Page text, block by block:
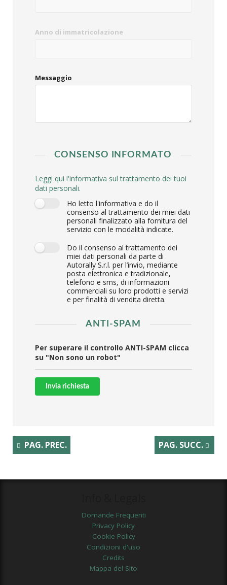
Anno di immatricolazione
Messaggio
CONSENSO INFORMATO
Leggi qui l'informativa sul trattamento dei tuoi
dati personali.
Ho letto l'informativa e do il
consenso al trattamento dei miei dati
personali finalizzato alla fornitura del
servizio con le modalità indicate.
Do il consenso al trattamento dei
miei dati personali da parte di
Autorally S.r.l. per l’invio, mediante
posta elettronica e tradizionale,
telefono e sms, di informazioni
commerciali su loro prodotti e servizi
e per finalità di vendita diretta.
ANTI-SPAM
Per superare il controllo ANTI-SPAM clicca
su "Non sono un robot"
Invia richiesta
PAG. PREC. PAG. SUCC.
Domande Frequenti
Privacy Policy
Cookie Policy
Condizioni d'uso
Credits
Mappa del Sito